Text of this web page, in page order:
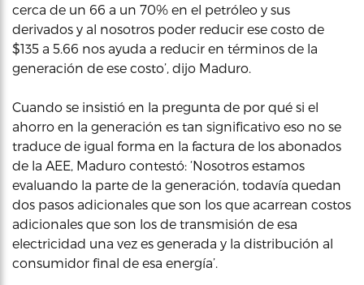
cerca de un 66 a un 70% en el petróleo y sus
derivados y al nosotros poder reducir ese costo de
$135 a 5.66 nos ayuda a reducir en términos de la
generación de ese costo’, dijo Maduro.
Cuando se insistió en la pregunta de por qué si el
ahorro en la generación es tan significativo eso no se
traduce de igual forma en la factura de los abonados
de la AEE, Maduro contestó: ‘Nosotros estamos
evaluando la parte de la generación, todavía quedan
dos pasos adicionales que son los que acarrean costos
adicionales que son los de transmisión de esa
electricidad una vez es generada y la distribución al
consumidor final de esa energía’.